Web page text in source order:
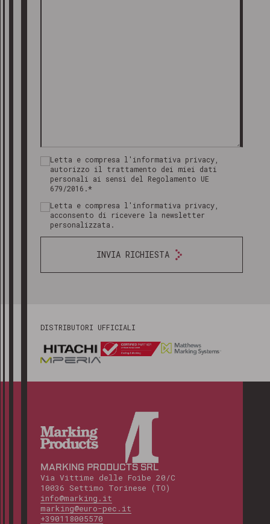
Letta e compresa l'informativa privacy,
autorizzo il trattamento dei miei dati
personali ai sensi del Regolamento UE
679/2016.*
Letta e compresa l'informativa privacy,
acconsento di ricevere la newsletter
personalizzata.
INVIA RICHIESTA
DISTRIBUTORI UFFICIALI
MARKING PRODUCTS SRL
Via Vittime delle Foibe 20/C
10036 Settimo Torinese (TO)
info@marking.it
marking@euro-pec.it
+390118005570